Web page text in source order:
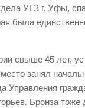
УГЗ г. Уфы,
была
свыше 45 лет,
занял
Управления
Бронза тоже